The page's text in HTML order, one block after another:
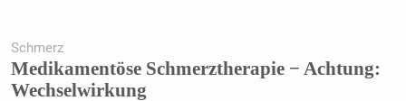
Schmerz
Medikamentöse Schmerztherapie − Achtung:
Wechselwirkung